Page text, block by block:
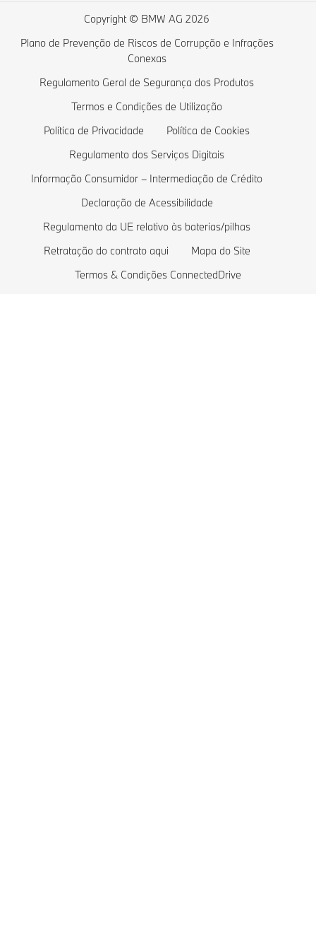
Campanhas Empresas
Comparar Veículos BMW
Loja de lifestyle BMW
Pedir Proposta
Série BMW 2
Série BMW M
Modelos Exclusivos
Custos de veículos elétricos
Veículos híbridos plug-in
Copyright © BMW AG 2026
Plano de Prevenção de Riscos de Corrupção e Infrações
Conexas
Regulamento Geral de Segurança dos Produtos
Termos e Condições de Utilização
Política de Privacidade
Política de Cookies
Regulamento dos Serviços Digitais
Informação Consumidor – Intermediação de Crédito
Declaração de Acessibilidade
Regulamento da UE relativo às baterias/pilhas
Retratação do contrato aqui
Mapa do Site
Termos & Condições ConnectedDrive